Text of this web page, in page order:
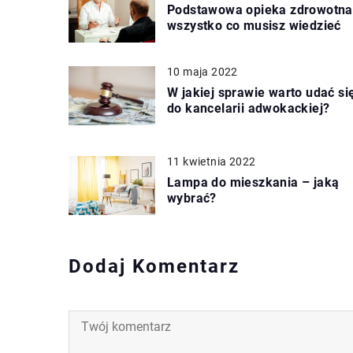
Podstawowa opieka
wszystko co musisz wiedzieć
10 maja 2022
W jakiej sprawie warto udać
do kancelarii adwokackiej?
11 kwietnia 2022
Lampa do mieszkania – jaką
wybrać?
Dodaj Komentarz